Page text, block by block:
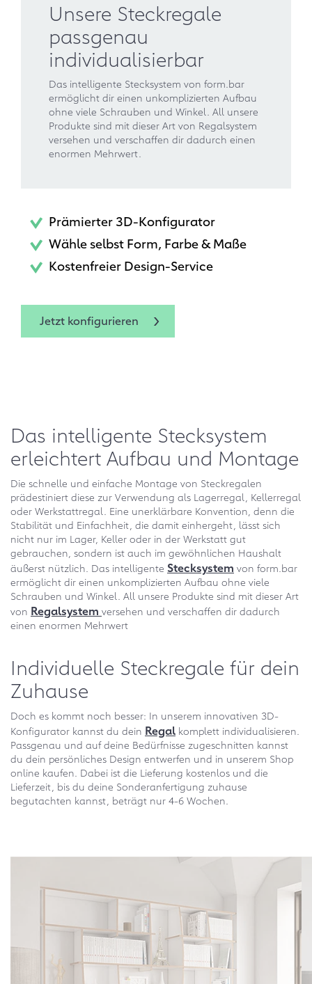
Unsere Steckregale
passgenau
individualisierbar
Das intelligente Stecksystem von form.bar
ermöglicht dir einen unkomplizierten Aufbau
ohne viele Schrauben und Winkel. All unsere
Produkte sind mit dieser Art von Regalsystem
versehen und verschaffen dir dadurch einen
enormen Mehrwert.
Prämierter 3D-Konfigurator
Wähle selbst Form, Farbe & Maße
Kostenfreier Design-Service
Jetzt konfigurieren
Das intelligente Stecksystem
erleichtert Aufbau und Montage
Die schnelle und einfache Montage von Steckregalen
prädestiniert diese zur Verwendung als Lagerregal, Kellerregal
oder Werkstattregal. Eine unerklärbare Konvention, denn die
Stabilität und Einfachheit, die damit einhergeht, lässt sich
nicht nur im Lager, Keller oder in der Werkstatt gut
gebrauchen, sondern ist auch im gewöhnlichen Haushalt
äußerst nützlich. Das intelligente Stecksystem von form.bar
ermöglicht dir einen unkomplizierten Aufbau ohne viele
Schrauben und Winkel. All unsere Produkte sind mit dieser Art
von Regalsystem versehen und verschaffen dir dadurch
einen enormen Mehrwert
Individuelle Steckregale für dein
Zuhause
Doch es kommt noch besser: In unserem innovativen 3D-
Konfigurator kannst du dein Regal komplett individualisieren.
Passgenau und auf deine Bedürfnisse zugeschnitten kannst
du dein persönliches Design entwerfen und in unserem Shop
online kaufen. Dabei ist die Lieferung kostenlos und die
Lieferzeit, bis du deine Sonderanfertigung zuhause
begutachten kannst, beträgt nur 4-6 Wochen.